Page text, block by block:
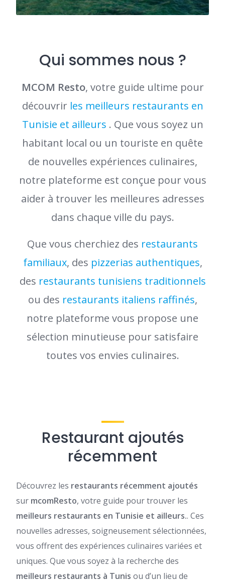
Qui sommes nous ?
MCOM Resto, votre guide ultime pour
découvrir les meilleurs restaurants en
Tunisie et ailleurs . Que vous soyez un
habitant local ou un touriste en quête
de nouvelles expériences culinaires,
notre plateforme est conçue pour vous
aider à trouver les meilleures adresses
dans chaque ville du pays.
Que vous cherchiez des restaurants
familiaux, des pizzerias authentiques,
des restaurants tunisiens traditionnels
ou des restaurants italiens raffinés,
notre plateforme vous propose une
sélection minutieuse pour satisfaire
toutes vos envies culinaires.
Restaurant ajoutés
récemment
Découvrez les restaurants récemment ajoutés
sur mcomResto, votre guide pour trouver les
meilleurs restaurants en Tunisie et ailleurs.. Ces
nouvelles adresses, soigneusement sélectionnées,
vous offrent des expériences culinaires variées et
uniques. Que vous soyez à la recherche des
meilleurs restaurants à Tunis ou d’un lieu de